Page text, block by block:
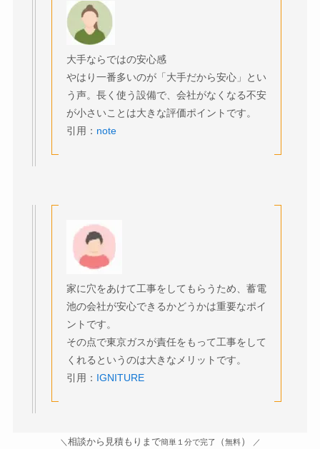
大手ならではの安心感
やはり一番多いのが「大手だから安心」とい
う声。長く使う設備で、会社がなくなる不安
が小さいことは大きな評価ポイントです。
引用： note
家に穴をあけて工事をしてもらうため、蓄電
池の会社が安心できるかどうかは重要なポイ
ントです。
その点で東京ガスが責任をもって工事をして
くれるというのは大きなメリットです。
引用： IGNITURE
＼ 相談から見積もりまで簡単１分で完了 （無料） ／